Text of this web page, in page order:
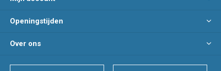
Openingstijden
Over ons